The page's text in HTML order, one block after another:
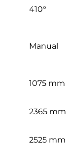
410°
Manual
1075 mm
2365 mm
2525 mm